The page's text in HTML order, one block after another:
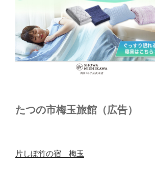
たつの市梅玉旅館（広告）
片しぼ竹の宿 梅玉